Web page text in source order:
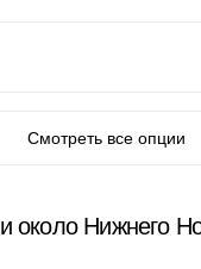
Смотреть все опции
около Нижнего